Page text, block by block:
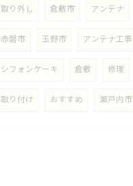
取り外し 倉敷市 アンテナ
赤磐市 玉野市 アンテナ工事
シフォンケーキ 倉敷 修理
取り付け おすすめ 瀬戸内市